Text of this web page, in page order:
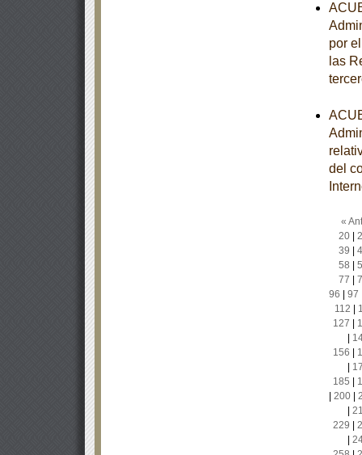
por
las
del
«
20|
39
58
77
96
97
112
127
156
185
200|
229